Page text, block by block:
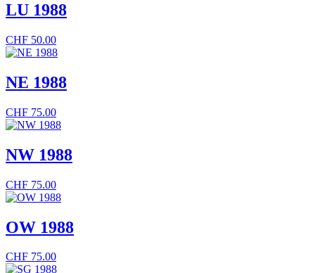
LU 1988
CHF 50.00
NE 1988
CHF 75.00
NW 1988
CHF 75.00
OW 1988
CHF 75.00